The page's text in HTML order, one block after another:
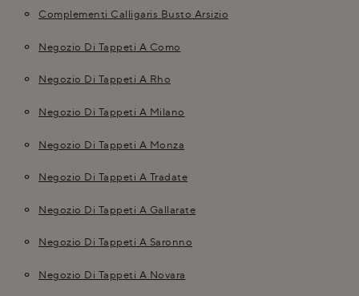
Complementi Calligaris Busto Arsizio
Negozio Di Tappeti A Como
Negozio Di Tappeti A Rho
Negozio Di Tappeti A Milano
Negozio Di Tappeti A Monza
Negozio Di Tappeti A Tradate
Negozio Di Tappeti A Gallarate
Negozio Di Tappeti A Saronno
Negozio Di Tappeti A Novara